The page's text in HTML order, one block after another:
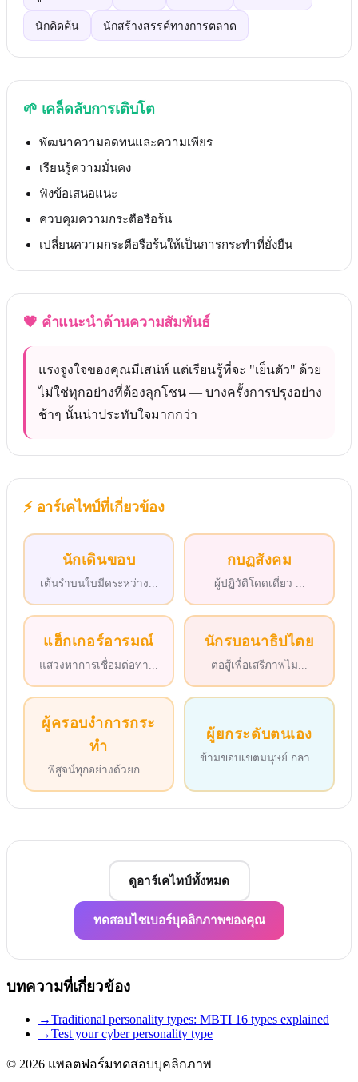
นักคิดค้น นักสร้างสรรค์ทางการตลาด
🌱 เคล็ดลับการเติบโต
พัฒนาความอดทนและความเพียร
เรียนรู้ความมั่นคง
ฟังข้อเสนอแนะ
ควบคุมความกระตือรือร้น
เปลี่ยนความกระตือรือร้นให้เป็นการกระทำที่ยั่งยืน
💗 คำแนะนำด้านความสัมพันธ์
แรงจูงใจของคุณมีเสน่ห์ แต่เรียนรู้ที่จะ "เย็นตัว" ด้วย
ไม่ใช่ทุกอย่างที่ต้องลุกโชน — บางครั้งการปรุงอย่าง
ช้าๆ นั้นน่าประทับใจมากกว่า
⚡ อาร์เคไทป์ที่เกี่ยวข้อง
นักเดินขอบ
เต้นรำบนใบมีดระหว่าง
กบฏสังคม
ผู้ปฏิวัติโดดเดี่ยว
แฮ็กเกอร์อารมณ์
แสวงหาการเชื่อมต่อทา
นักรบอนาธิปไตย
ต่อสู้เพื่อเสรีภาพไม
ผู้ครอบงำการกระ
ทำ
พิสูจน์ทุกอย่างด้วยก
ผู้ยกระดับตนเอง
ข้ามขอบเขตมนุษย์ กลา...
ดูอาร์เคไทป์ทั้งหมด
ทดสอบไซเบอร์บุคลิกภาพของคุณ
บทความที่เกี่ยวข้อง
→Traditional personality types: MBTI 16 types explained
→Test your cyber personality type
© 2026 แพลตฟอร์มทดสอบบุคลิกภาพ